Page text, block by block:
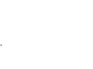
。